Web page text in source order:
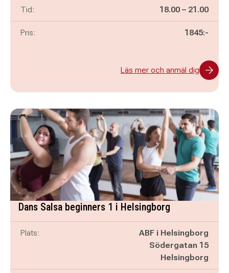
Tid: Pågår mellan
18.00 – och
21.00
Pris: 1845:-
Läs mer och anmäl dig
Dans Salsa beginners 1 i Helsingborg
Plats:
ABF i Helsingborg
Södergatan 15
Helsingborg